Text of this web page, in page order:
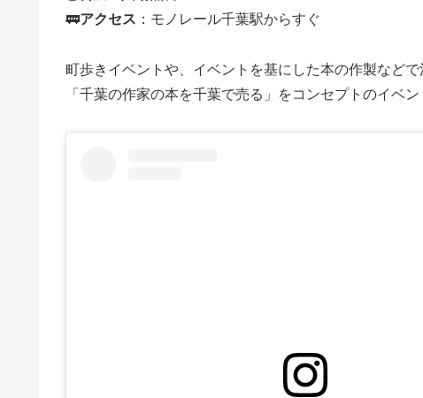
🚃アクセス ：モノレール千葉駅からすぐ
町歩きイベントや、イベントを基にした本の作製などで
「千葉の作家の本を千葉で売る」をコンセプトのイベン